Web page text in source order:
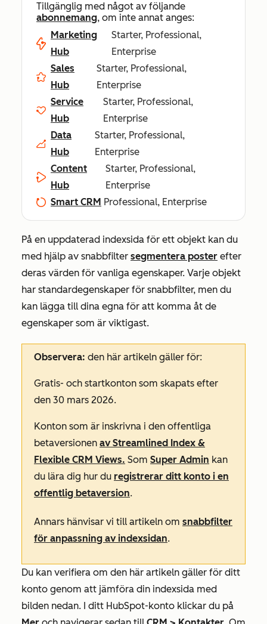
Tillgänglig med något av följande
abonnemang, om inte annat anges:
Marketing
Hub
Starter, Professional,
Enterprise
Sales
Hub
Starter, Professional,
Enterprise
Service
Hub
Starter, Professional,
Enterprise
Data
Hub
Starter, Professional,
Enterprise
Content
Hub
Starter, Professional,
Enterprise
Smart CRM Professional, Enterprise
På en uppdaterad indexsida för ett objekt kan du
med hjälp av snabbfilter segmentera poster efter
deras värden för vanliga egenskaper. Varje objekt
har standardegenskaper för snabbfilter, men du
kan lägga till dina egna för att komma åt de
egenskaper som är viktigast.
Observera: den här artikeln gäller för:
Gratis- och startkonton som skapats efter
den 30 mars 2026.
Konton som är inskrivna i den offentliga
betaversionen av Streamlined Index &
Flexible CRM Views. Som Super Admin kan
du lära dig hur du registrerar ditt konto i en
offentlig betaversion.
Annars hänvisar vi till artikeln om snabbfilter
för anpassning av indexsidan.
Du kan verifiera om den här artikeln gäller för ditt
konto genom att jämföra din indexsida med
bilden nedan. I ditt HubSpot-konto klickar du på